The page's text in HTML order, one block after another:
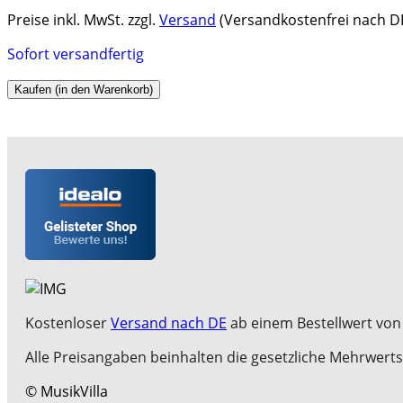
Preise inkl. MwSt. zzgl. Versand (Versandkostenfrei nach
Sofort versandfertig
Kaufen (in den Warenkorb)
KostenloserVersand nach DE ab einem Bestellwert von
Alle Preisangaben beinhalten die gesetzliche
© MusikVilla